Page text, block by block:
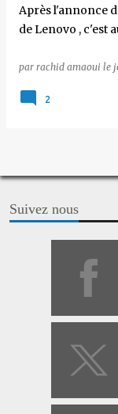
Après l'annonce
de Lenovo , c'est
par rachid amaoui le
2
Suivez nous